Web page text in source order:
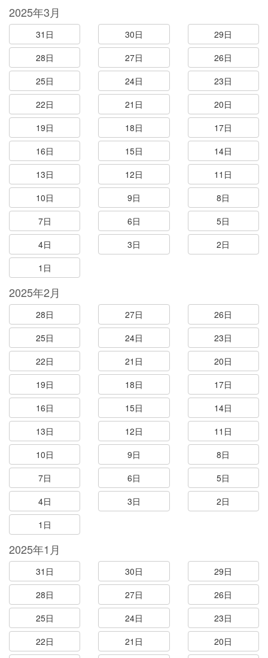
2025年3月
31日 30日
29日
28日
27日
26日
25日
24日
23日
22日
21日
20日
19日
18日
17日
16日
15日
14日
13日
12日
11日
10日
9日
8日
7日
6日
5日
4日
3日
2日
1日
2025年2月
28日 27日
26日
25日
24日
23日
22日
21日
20日
19日
18日
17日
16日
15日
14日
13日
12日
11日
10日
9日
8日
7日
6日
5日
4日
3日
2日
1日
2025年1月
31日 30日
29日
28日
27日
26日
25日
24日
23日
22日
21日
20日